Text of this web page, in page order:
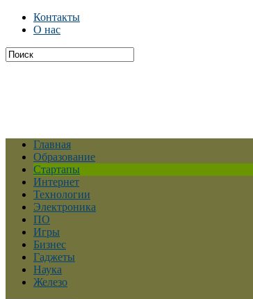
Контакты
О нас
Главная
Образование
Стартапы
Интернет
Технологии
Электроника
ПО
Игры
Бизнес
Гаджеты
Наука
Железо